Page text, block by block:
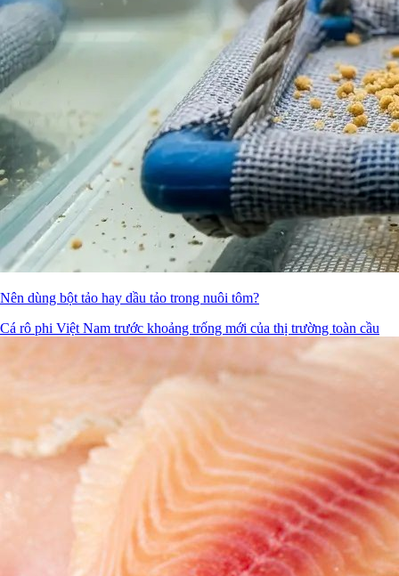
Nên dùng bột tảo hay dầu tảo trong nuôi tôm?
Cá rô phi Việt Nam trước khoảng trống mới của thị trường toàn cầu